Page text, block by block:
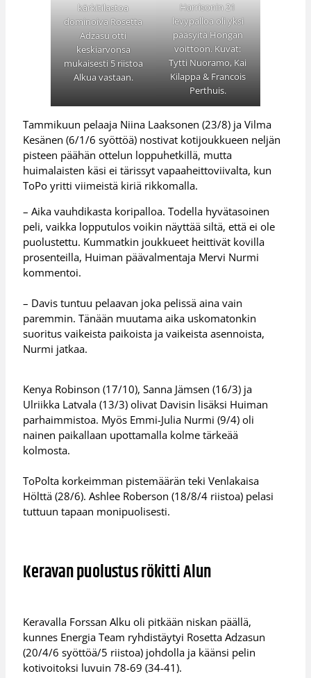
kärkitilastoa
dominoiva Rosetta
Adzasu otti
keskiarvonsa
mukaisesti 5 riistoa
Alkua vastaan.
Harrisonin 21
levypalloa oli yksi
pääsyitä Hongan
voittoon. Kuvat:
Tytti Nuoramo, Kai
Kilappa & Francois
Perthuis.
Tammikuun pelaaja Niina Laaksonen (23/8) ja Vilma
Kesänen (6/1/6 syöttöä) nostivat kotijoukkueen neljän
pisteen päähän ottelun loppuhetkillä, mutta
huimalaisten käsi ei tärissyt vapaaheittoviivalta, kun
ToPo yritti viimeistä kiriä rikkomalla.
– Aika vauhdikasta koripalloa. Todella hyvätasoinen
peli, vaikka lopputulos voikin näyttää siltä, että ei ole
puolustettu. Kummatkin joukkueet heittivät kovilla
prosenteilla, Huiman päävalmentaja Mervi Nurmi
kommentoi.
– Davis tuntuu pelaavan joka pelissä aina vain
paremmin. Tänään muutama aika uskomatonkin
suoritus vaikeista paikoista ja vaikeista asennoista,
Nurmi jatkaa.
Kenya Robinson (17/10), Sanna Jämsen (16/3) ja
Ulriikka Latvala (13/3) olivat Davisin lisäksi Huiman
parhaimmistoa. Myös Emmi-Julia Nurmi (9/4) oli
nainen paikallaan upottamalla kolme tärkeää
kolmosta.
ToPolta korkeimman pistemäärän teki Venlakaisa
Hölttä (28/6). Ashlee Roberson (18/8/4 riistoa) pelasi
tuttuun tapaan monipuolisesti.
Keravan puolustus rökitti Alun
Keravalla Forssan Alku oli pitkään niskan päällä,
kunnes Energia Team ryhdistäytyi Rosetta Adzasun
(20/4/6 syöttöä/5 riistoa) johdolla ja käänsi pelin
kotivoitoksi luvuin 78-69 (34-41).